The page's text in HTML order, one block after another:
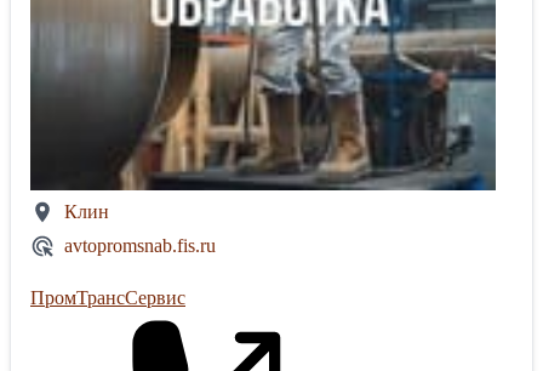
Клин
avtopromsnab.fis.ru
ПромТрансСервис